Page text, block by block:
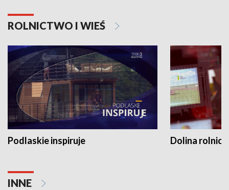
ROLNICTWO I WIEŚ
Podlaskie inspiruje Dolina
INNE